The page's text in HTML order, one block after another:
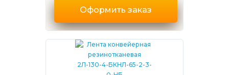
Оформить заказ